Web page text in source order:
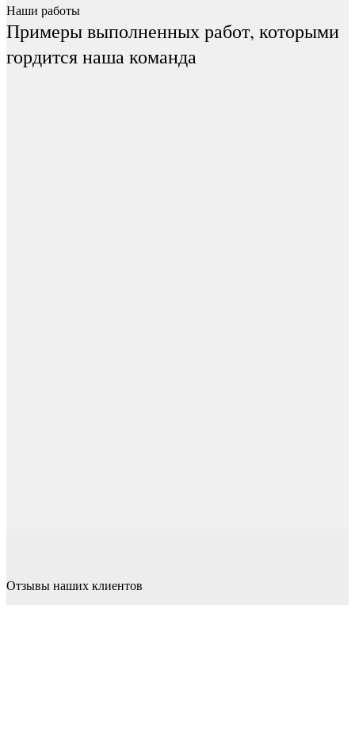
Наши работы
Примеры выполненных работ, которыми
гордится наша команда
Отзывы наших клиентов